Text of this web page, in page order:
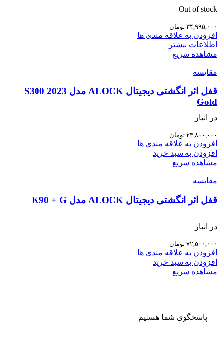
Out of stock
۳۴,۹۹۵,۰۰۰ تومان
افزودن به علاقه مندی ها
اطلاعات بیشتر
مشاهده سریع
مقایسه
قفل اثر انگشتی دیجیتال ALOCK مدل S300 2023
Gold
در انبار
۲۳,۸۰۰,۰۰۰ تومان
افزودن به علاقه مندی ها
افزودن به سبد خرید
مشاهده سریع
مقایسه
قفل اثر انگشتی دیجیتال ALOCK مدل K90 + G
در انبار
۷۲,۵۰۰,۰۰۰ تومان
افزودن به علاقه مندی ها
افزودن به سبد خرید
مشاهده سریع
پاسخگوی شما هستیم